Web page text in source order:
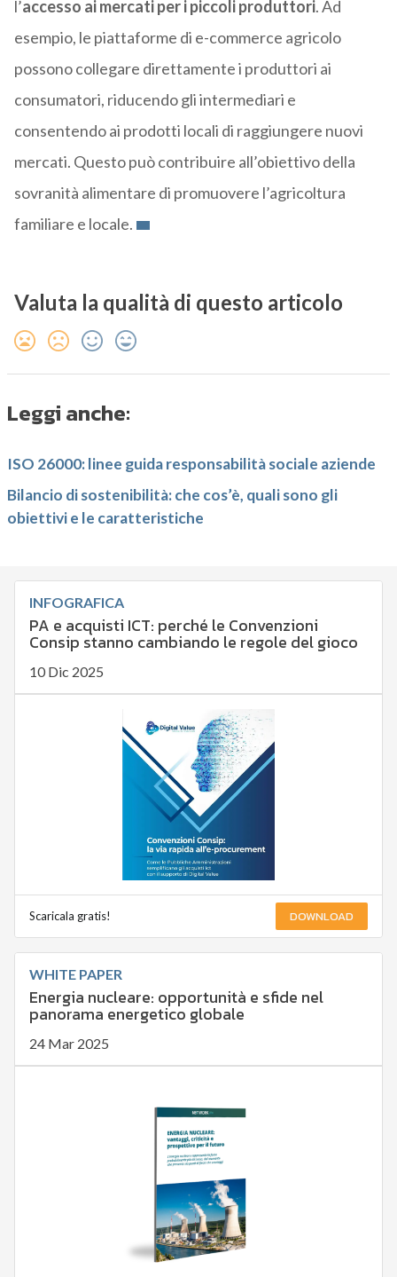
l’accesso ai mercati per i piccoli produttori. Ad
esempio, le piattaforme di e-commerce agricolo
possono collegare direttamente i produttori ai
consumatori, riducendo gli intermediari e
consentendo ai prodotti locali di raggiungere nuovi
mercati. Questo può contribuire all’obiettivo della
sovranità alimentare di promuovere l’agricoltura
familiare e locale.
Valuta la qualità di questo articolo
Leggi anche:
ISO 26000: linee guida responsabilità sociale aziende
Bilancio di sostenibilità: che cos’è, quali sono gli
obiettivi e le caratteristiche
INFOGRAFICA
PA e acquisti ICT: perché le Convenzioni
Consip stanno cambiando le regole del gioco
10 Dic 2025
Scaricala gratis! DOWNLOAD
WHITE PAPER
Energia nucleare: opportunità e sfide nel
panorama energetico globale
24 Mar 2025